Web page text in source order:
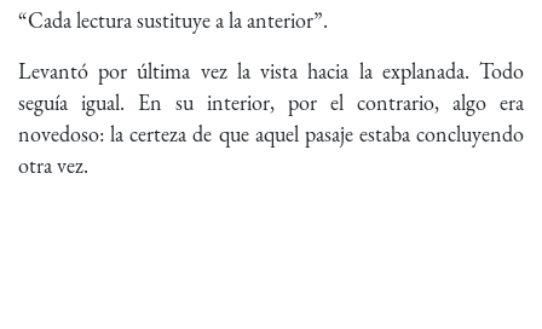
“Cada lectura sustituye a la anterior”.
Levantó por última vez la vista hacia la explanada. Todo
seguía igual. En su interior, por el contrario, algo era
novedoso: la certeza de que aquel pasaje estaba concluyendo
otra vez.